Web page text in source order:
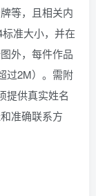
等，且相关内
准大小，并在
外，每件作品
过2M）。需附
提供真实姓名
准确联系方